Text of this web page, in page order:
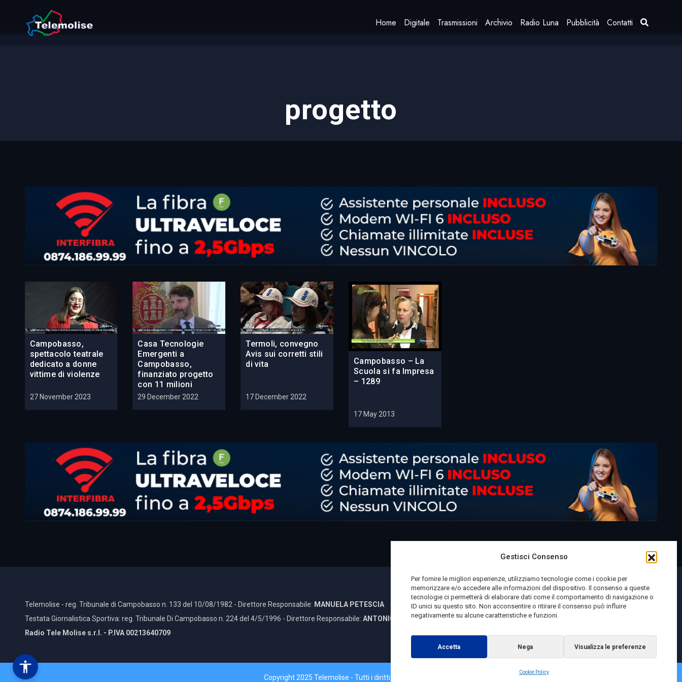
Gestisci Consenso
Per fornire le migliori esperienze, utilizziamo tecnologie come i cookie per
memorizzare e/o accedere alle informazioni del dispositivo. Il consenso a queste
tecnologie ci permetterà di elaborare dati come il comportamento di navigazione o
ID unici su questo sito. Non acconsentire o ritirare il consenso può influire
negativamente su alcune caratteristiche e funzioni.
Accetta Nega Visualizza le preferenze
Cookie Policy
Home Digitale Trasmissioni Archivio Radio Luna Pubblicità Contatti
progetto
Campobasso,
spettacolo teatrale
dedicato a donne
vittime di violenze
27 November 2023
Casa Tecnologie
Emergenti a
Campobasso,
finanziato progetto
con 11 milioni
29 December 2022
Termoli, convegno
Avis sui corretti stili
di vita
17 December 2022
Campobasso – La
Scuola si fa Impresa
– 1289
17 May 2013
Telemolise - reg. Tribunale di Campobasso n. 133 del 10/08/1982 - Direttore Responsabile: MANUELA PETESCIA
Testata Giornalistica Sportiva: reg. Tribunale Di Campobasso n. 224 del 4/5/1996 - Direttore Responsabile: ANTONIO DI LALLO
Radio Tele Molise s.r.l. - P.IVA 00213640709
Copyright 2025 Telemolise - Tutti i diritti riservati